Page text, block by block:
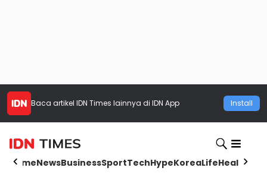
Baca artikel IDN Times lainnya di IDN App Install
HomeNewsBusinessSportTechHypeKoreaLifeHealth